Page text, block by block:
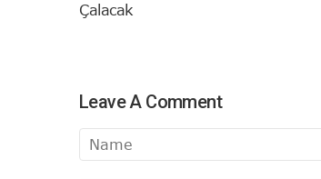
Çalacak
Leave A Comment